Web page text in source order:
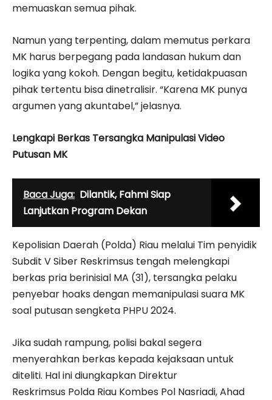
memuaskan semua pihak.
Namun yang terpenting, dalam memutus perkara
MK harus berpegang pada landasan hukum dan
logika yang kokoh. Dengan begitu, ketidakpuasan
pihak tertentu bisa dinetralisir. “Karena MK punya
argumen yang akuntabel,” jelasnya.
Lengkapi Berkas Tersangka Manipulasi Video
Putusan MK
Baca Juga: Dilantik, Fahmi Siap
Lanjutkan Program Dekan
Kepolisian Daerah (Polda) Riau melalui Tim penyidik
Subdit V Siber Reskrimsus tengah melengkapi
berkas pria berinisial MA (31), tersangka pelaku
penyebar hoaks dengan memanipulasi suara MK
soal putusan sengketa PHPU 2024.
Jika sudah rampung, polisi bakal segera
menyerahkan berkas kepada kejaksaan untuk
diteliti. Hal ini diungkapkan Direktur
Reskrimsus Polda Riau Kombes Pol Nasriadi, Ahad